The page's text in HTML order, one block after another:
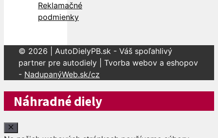
Reklamačné
podmienky
© 2026 | AutoDielyPB.sk - Váš spoľahlivý
partner pre autodiely | Tvorba webov a eshopov
- NadupanýWeb.sk/cz
Náhradné diely
Close